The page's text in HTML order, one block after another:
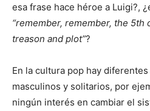
esa frase hace héroe a Luigi?,
“remember, remember, the 5th
treason and plot”?
En la cultura pop hay
masculinos y solitarios, por
ningún interés en cambiar el